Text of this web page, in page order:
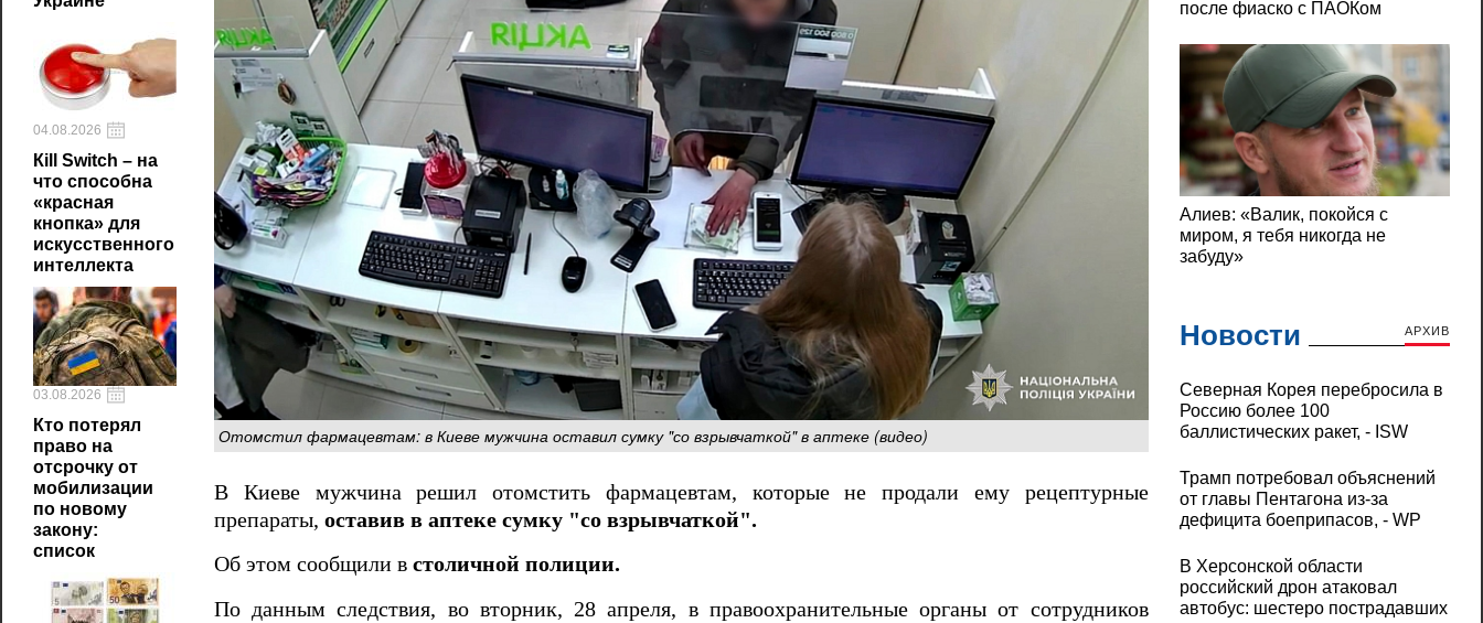
04.08.2026
Кill Switch – на
что способна
«красная
кнопка» для
искусственного
интеллекта
03.08.2026
Кто потерял
право на
отсрочку от
мобилизации
по новому
закону:
список
Отомстил фармацевтам: в Киеве мужчина оставил сумку "со взрывчаткой" в ​​аптеке (видео)
В Киеве мужчина решил отомстить фармацевтам, которые не продали ему рецептурные
препараты, оставив в аптеке сумку "со взрывчаткой".
Об этом сообщили в столичной полиции.
По данным следствия, во вторник, 28 апреля, в правоохранительные органы от сотрудников
Новости АРХИВ
Северная Корея перебросила в
Россию более 100
баллистических ракет, - ISW
Трамп потребовал объяснений
от главы Пентагона из-за
дефицита боеприпасов, - WP
В Херсонской области
российский дрон атаковал
автобус: шестеро пострадавших